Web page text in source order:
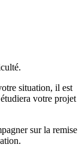
.
situation, il est
votre projet
sur la remise